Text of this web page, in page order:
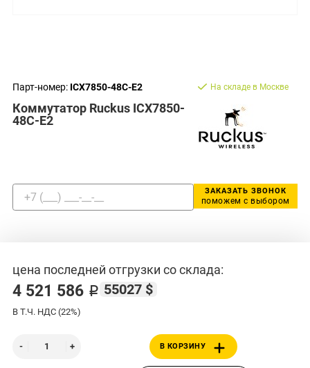
Парт-номер: ICX7850-48C-E2
Коммутатор Ruckus ICX7850-
48C-E2
На складе в Москве
ЗАКАЗАТЬ ЗВОНОК
поможем с выбором
цена последней отгрузки со склада:
4 521 586 ₽ 55027 $
В Т.Ч. НДС (22%)
В КОРЗИНУ